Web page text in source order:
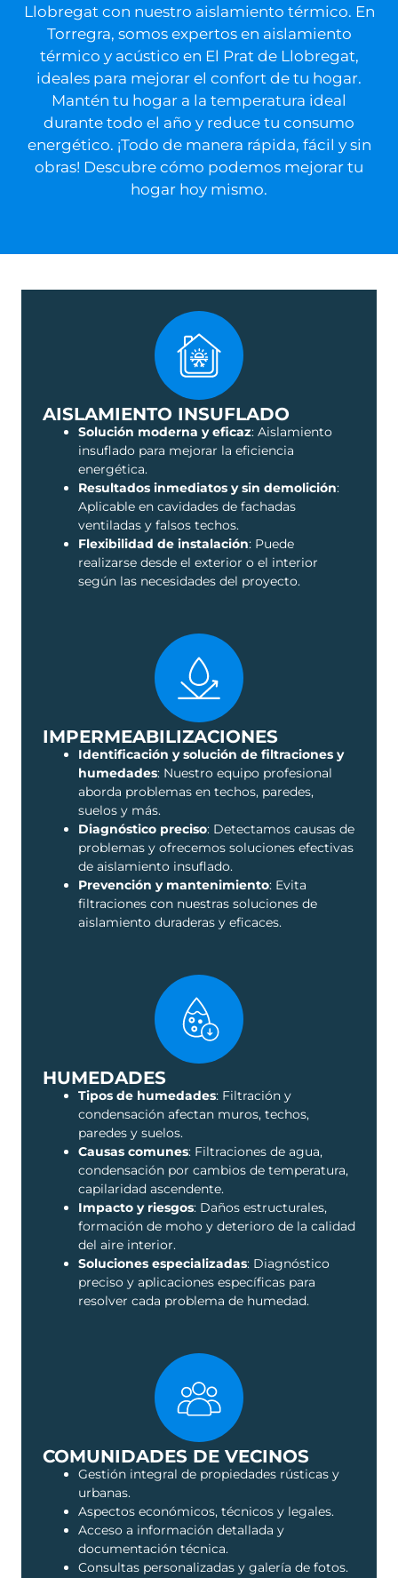
Llobregat con nuestro aislamiento térmico. En
Torregra, somos expertos en aislamiento
térmico y acústico en El Prat de Llobregat,
ideales para mejorar el confort de tu hogar.
Mantén tu hogar a la temperatura ideal
durante todo el año y reduce tu consumo
energético. ¡Todo de manera rápida, fácil y sin
obras! Descubre cómo podemos mejorar tu
hogar hoy mismo.
AISLAMIENTO INSUFLADO
Solución moderna y eficaz: Aislamiento
insuflado para mejorar la eficiencia
energética.
Resultados inmediatos y sin demolición:
Aplicable en cavidades de fachadas
ventiladas y falsos techos.
Flexibilidad de instalación: Puede
realizarse desde el exterior o el interior
según las necesidades del proyecto.
IMPERMEABILIZACIONES
Identificación y solución de filtraciones y
humedades: Nuestro equipo profesional
aborda problemas en techos, paredes,
suelos y más.
Diagnóstico preciso: Detectamos causas de
problemas y ofrecemos soluciones efectivas
de aislamiento insuflado.
Prevención y mantenimiento: Evita
filtraciones con nuestras soluciones de
aislamiento duraderas y eficaces.
HUMEDADES
Tipos de humedades: Filtración y
condensación afectan muros, techos,
paredes y suelos.
Causas comunes: Filtraciones de agua,
condensación por cambios de temperatura,
capilaridad ascendente.
Impacto y riesgos: Daños estructurales,
formación de moho y deterioro de la calidad
del aire interior.
Soluciones especializadas: Diagnóstico
preciso y aplicaciones específicas para
resolver cada problema de humedad.
COMUNIDADES DE VECINOS
Gestión integral de propiedades rústicas y
urbanas.
Aspectos económicos, técnicos y legales.
Acceso a información detallada y
documentación técnica.
Consultas personalizadas y galería de fotos.